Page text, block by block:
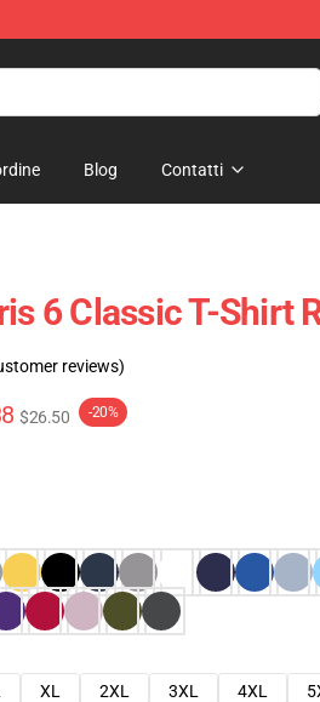
Blog Contatti
6 Classic T-Shirt
reviews)
$26.50 -20%
XL 2XL 3XL 4XL